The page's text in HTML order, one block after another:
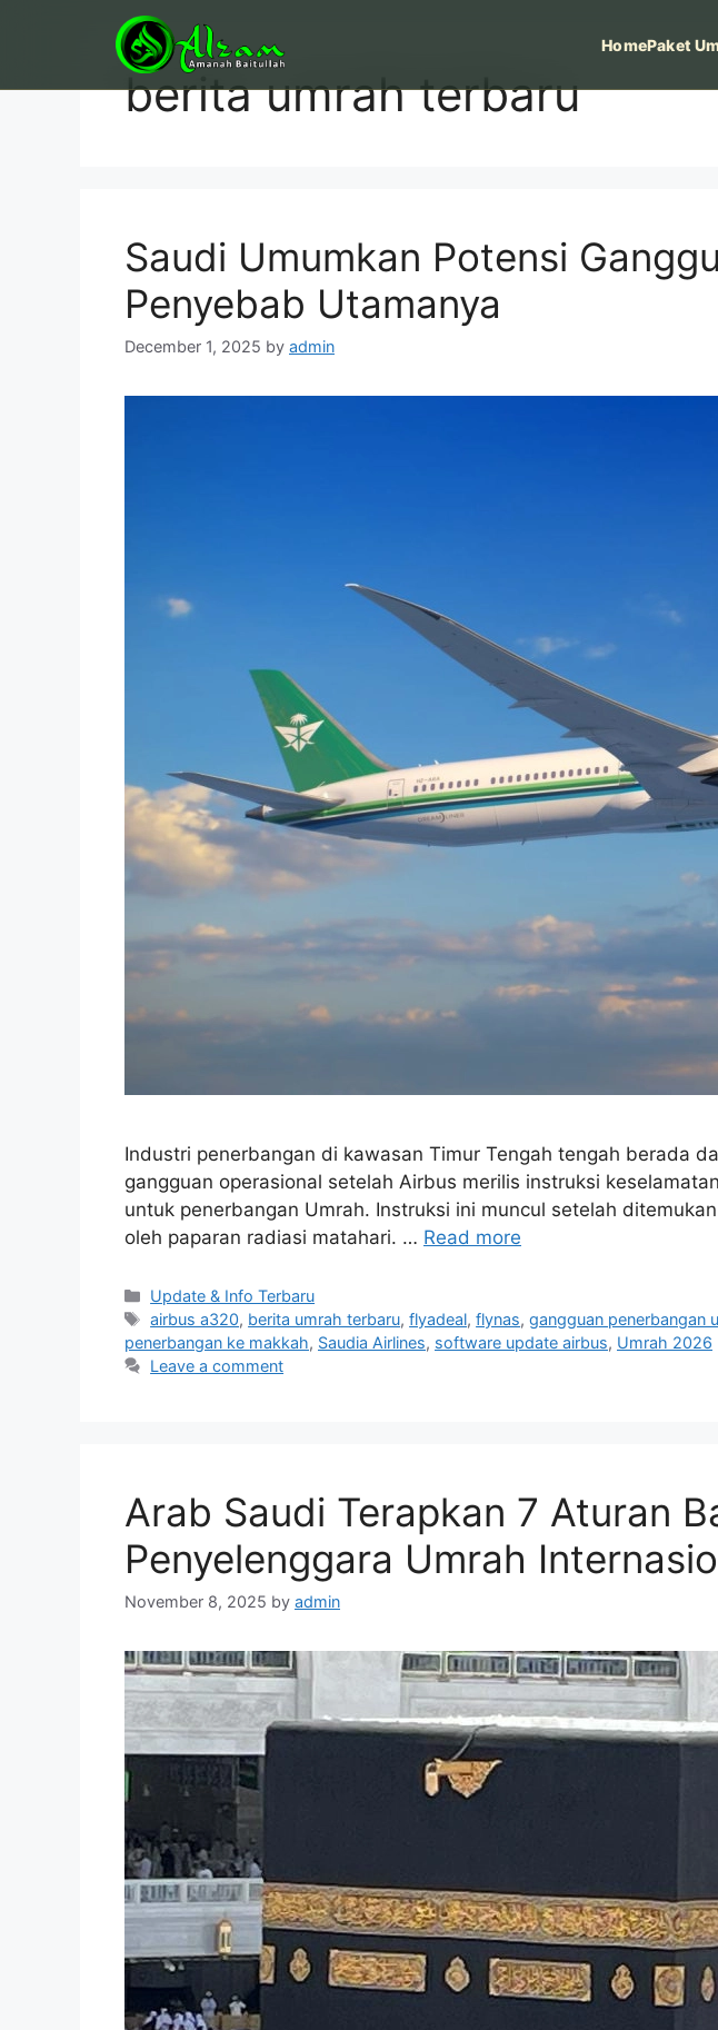
HomePaket
berita umrah terbaru
Saudi Umumkan Potensi
Penyebab Utamanya
December 1, 2025 by admin
Industri penerbangan di kawasan Timur Tengah tengah berada
gangguan operasional setelah Airbus merilis instruksi
untuk penerbangan Umrah. Instruksi ini muncul setelah
oleh paparan radiasi matahari. … Read more
Categories
Update & Info Terbaru
Tags
airbus a320, berita umrah terbaru,flyadeal,flynas,gangguan penerbangan
penerbangan ke makkah, Saudia Airlines, software update airbus, Umrah 2026
Leave a comment
Arab Saudi Terapkan 7 Aturan
Penyelenggara Umrah
November 8, 2025 by admin